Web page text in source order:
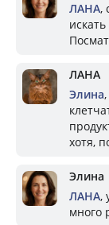
ЛАНА,
ЛАНА
Элина
хотя,
Элина
ЛАНА,
много